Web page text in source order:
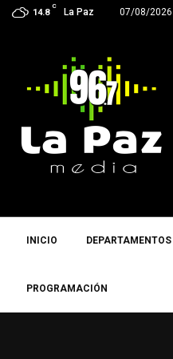
14.8
C
La Paz 07/08/2026
La
INICIO DEPARTAMENTOS
PROGRAMACIÓN